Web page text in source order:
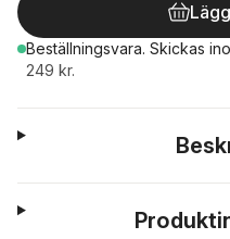
Beställningsvara. Skickas
249 kr.